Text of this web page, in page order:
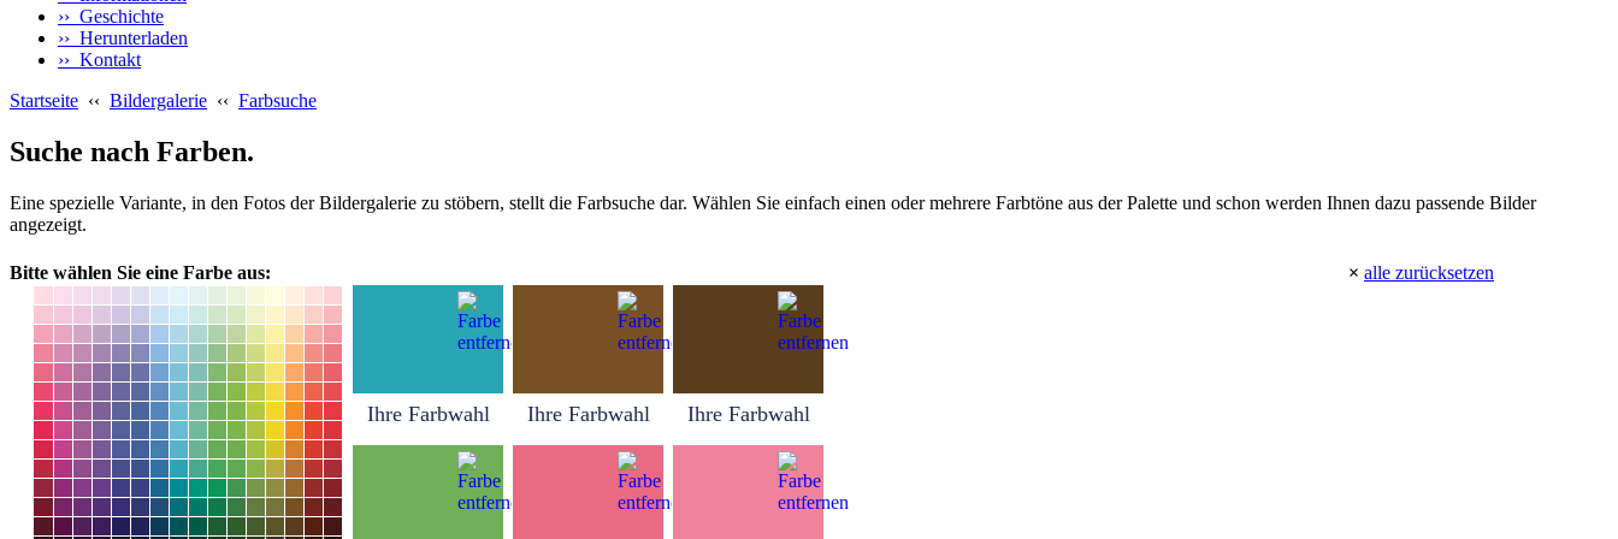
›› Geschichte
›› Herunterladen
›› Kontakt
Startseite ‹‹ Bildergalerie ‹‹ Farbsuche
Suche nach Farben.
Eine spezielle Variante, in den Fotos der Bildergalerie zu stöbern, stellt die Farbsuche dar. Wählen Sie einfach einen oder mehrere Farbtöne aus der Palette und schon werden Ihnen dazu passende Bilder
angezeigt.
× alle zurücksetzen
Bitte wählen Sie eine Farbe aus:
Ihre Farbwahl Ihre Farbwahl Ihre Farbwahl